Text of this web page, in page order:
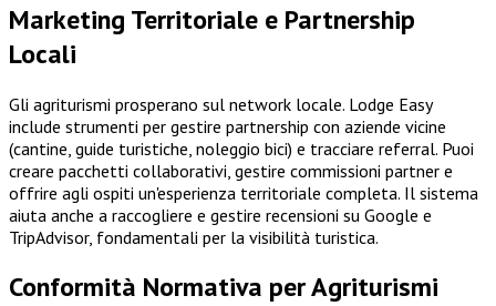
Marketing Territoriale e Partnership
Locali
Gli agriturismi prosperano sul network locale. Lodge Easy
include strumenti per gestire partnership con aziende vicine
(cantine, guide turistiche, noleggio bici) e tracciare referral. Puoi
creare pacchetti collaborativi, gestire commissioni partner e
offrire agli ospiti un'esperienza territoriale completa. Il sistema
aiuta anche a raccogliere e gestire recensioni su Google e
TripAdvisor, fondamentali per la visibilità turistica.
Conformità Normativa per Agriturismi